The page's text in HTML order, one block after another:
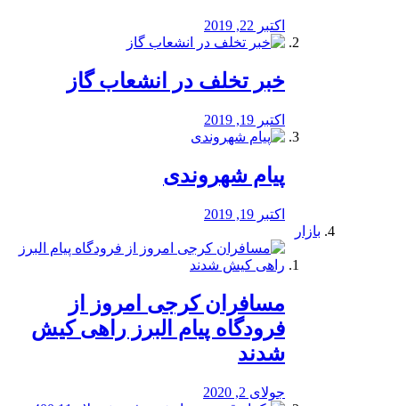
اکتبر 22, 2019
خبر تخلف در انشعاب گاز
اکتبر 19, 2019
پیام شهروندی
اکتبر 19, 2019
بازار
مسافران کرجی امروز از
فرودگاه پیام البرز راهی کیش
شدند
جولای 2, 2020